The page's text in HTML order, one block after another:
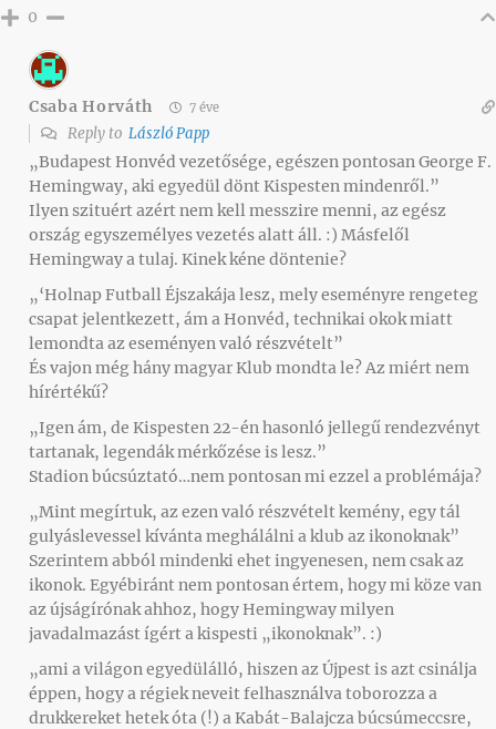
0
Csaba Horváth 7 éve
Reply to László Papp
„Budapest Honvéd vezetősége, egészen pontosan George F.
Hemingway, aki egyedül dönt Kispesten mindenről.”
Ilyen szituért azért nem kell messzire menni, az egész
ország egyszemélyes vezetés alatt áll. :) Másfelől
Hemingway a tulaj. Kinek kéne döntenie?
„‘Holnap Futball Éjszakája lesz, mely eseményre rengeteg
csapat jelentkezett, ám a Honvéd, technikai okok miatt
lemondta az eseményen való részvételt”
És vajon még hány magyar Klub mondta le? Az miért nem
hírértékű?
„Igen ám, de Kispesten 22-én hasonló jellegű rendezvényt
tartanak, legendák mérkőzése is lesz.”
Stadion búcsúztató…nem pontosan mi ezzel a problémája?
„Mint megírtuk, az ezen való részvételt kemény, egy tál
gulyáslevessel kívánta meghálálni a klub az ikonoknak”
Szerintem abból mindenki ehet ingyenesen, nem csak az
ikonok. Egyébiránt nem pontosan értem, hogy mi köze van
az újságírónak ahhoz, hogy Hemingway milyen
javadalmazást ígért a kispesti „ikonoknak”. :)
„ami a világon egyedülálló, hiszen az Újpest is azt csinálja
éppen, hogy a régiek neveit felhasználva toborozza a
drukkereket hetek óta (!) a Kabát-Balajcza búcsúmeccsre,